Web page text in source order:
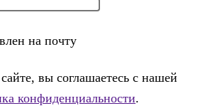
на почту
вы соглашаетесь с нашей
конфиденциальности.